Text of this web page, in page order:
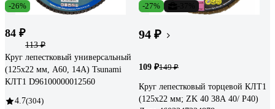
-26%
84 ₽
113 ₽
Круг лепестковый универсальный
(125х22 мм, А60, 14А) Tsunami
КЛТ1 D96100000012560
4.7(304)
-27%
94 ₽
109 ₽149 ₽
Круг лепестковый торцевой КЛТ1
(125x22 мм; ZK 40 38А 40/ Р40)